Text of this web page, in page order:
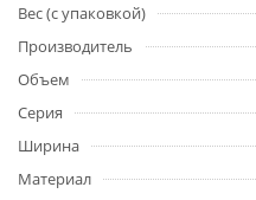
Вес (с упаковкой)
Производитель
Объем
Серия
Ширина
Материал